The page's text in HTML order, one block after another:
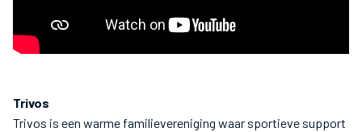
Trivos
Trivos is een warme familievereniging waar sportieve support